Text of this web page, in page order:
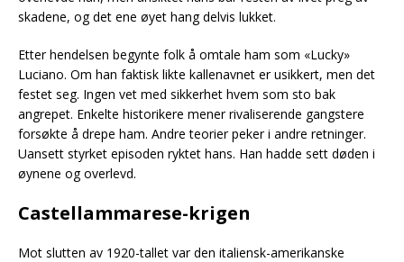
skadene, og det ene øyet hang delvis lukket.
Etter hendelsen begynte folk å omtale ham som «Lucky»
Luciano. Om han faktisk likte kallenavnet er usikkert, men det
festet seg. Ingen vet med sikkerhet hvem som sto bak
angrepet. Enkelte historikere mener rivaliserende gangstere
forsøkte å drepe ham. Andre teorier peker i andre retninger.
Uansett styrket episoden ryktet hans. Han hadde sett døden i
øynene og overlevd.
Castellammarese-krigen
Mot slutten av 1920-tallet var den italiensk-amerikanske